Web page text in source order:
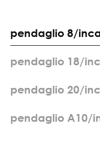
pendaglio 8/inc
pendaglio 18/inc
pendaglio 20/inc
pendaglio A10/i